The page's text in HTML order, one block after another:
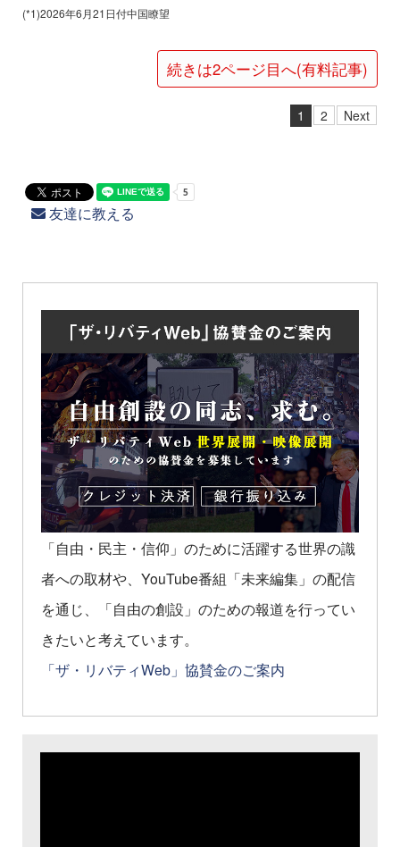
(*1)2026年6月21日付中国瞭望
続きは2ページ目へ(有料記事)
1 2 Next
友達に教える
「自由・民主・信仰」のために活躍する世界の識
者への取材や、YouTube番組「未来編集」の配信
を通じ、「自由の創設」のための報道を行ってい
きたいと考えています。
「ザ・リバティWeb」協賛金のご案内